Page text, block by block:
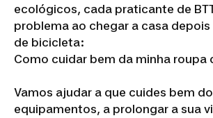
ecológicos, cada praticante de
problema ao chegar a casa
de bicicleta:
Como cuidar bem da minha roupa
Vamos ajudar a que cuides bem
equipamentos, a prolongar a sua